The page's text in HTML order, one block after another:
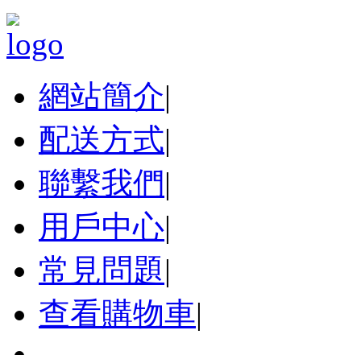
網站簡介|
配送方式|
聯繫我們|
用戶中心|
常見問題|
查看購物車|